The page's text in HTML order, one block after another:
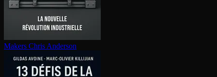
Makers Chris Anderson